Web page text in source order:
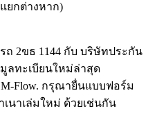
ยกต่างหาก)
ถ 2ขธ 1144 กับ บริษัทประกัน
ลทะเบียนใหม่ล่าสุด
M-Flow. กรุณายื่นแบบฟอร์ม
นาเล่มใหม่ ด้วยเช่นกัน